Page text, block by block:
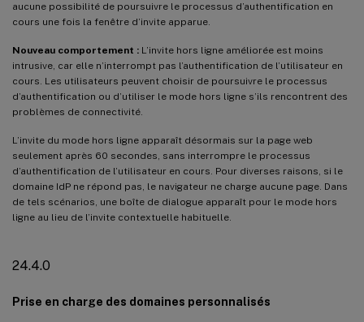
aucune possibilité de poursuivre le processus d’authentification en
cours une fois la fenêtre d’invite apparue.
Nouveau comportement : L’invite hors ligne améliorée est moins
intrusive, car elle n’interrompt pas l’authentification de l’utilisateur en
cours. Les utilisateurs peuvent choisir de poursuivre le processus
d’authentification ou d’utiliser le mode hors ligne s’ils rencontrent des
problèmes de connectivité.
L’invite du mode hors ligne apparaît désormais sur la page web
seulement après 60 secondes, sans interrompre le processus
d’authentification de l’utilisateur en cours. Pour diverses raisons, si le
domaine IdP ne répond pas, le navigateur ne charge aucune page. Dans
de tels scénarios, une boîte de dialogue apparaît pour le mode hors
ligne au lieu de l’invite contextuelle habituelle.
24.4.0
Prise en charge des domaines personnalisés